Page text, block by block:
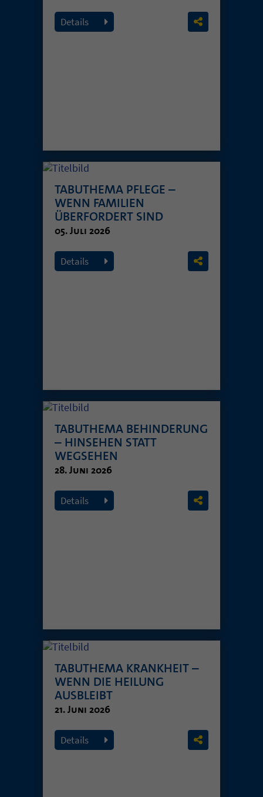
Details
TABUTHEMA PFLEGE –
WENN FAMILIEN
ÜBERFORDERT SIND
05. Juli 2026
Details
TABUTHEMA BEHINDERUNG
– HINSEHEN STATT
WEGSEHEN
28. Juni 2026
Details
TABUTHEMA KRANKHEIT –
WENN DIE HEILUNG
AUSBLEIBT
21. Juni 2026
Details